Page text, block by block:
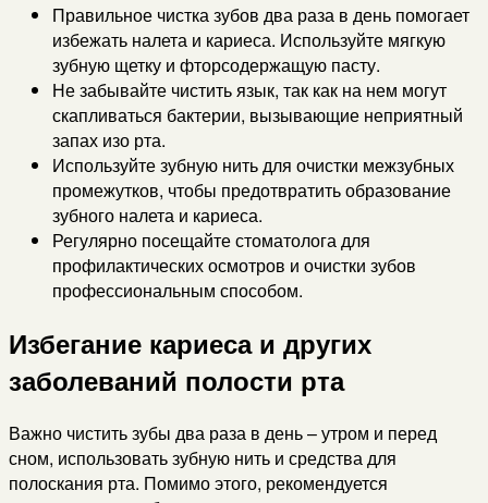
Правильное чистка зубов два раза в день помогает
избежать налета и кариеса. Используйте мягкую
зубную щетку и фторсодержащую пасту.
Не забывайте чистить язык, так как на нем могут
скапливаться бактерии, вызывающие неприятный
запах изо рта.
Используйте зубную нить для очистки межзубных
промежутков, чтобы предотвратить образование
зубного налета и кариеса.
Регулярно посещайте стоматолога для
профилактических осмотров и очистки зубов
профессиональным способом.
Избегание кариеса и других
заболеваний полости рта
Важно чистить зубы два раза в день – утром и перед
сном, использовать зубную нить и средства для
полоскания рта. Помимо этого, рекомендуется